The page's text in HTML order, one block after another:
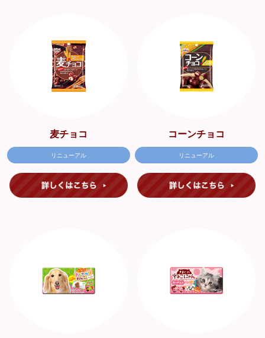
麦チョコ
リニューアル
コーンチョコ
リニューアル